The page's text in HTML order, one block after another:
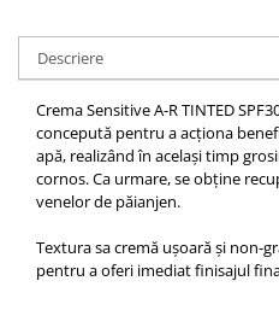
Descriere
Crema Sensitive A-R TINTED
concepută pentru a acționa
apă, realizând în același timp
cornos. Ca urmare, se obține
venelor de păianjen.
Textura sa cremă ușoară și non-
pentru a oferi imediat finisajul